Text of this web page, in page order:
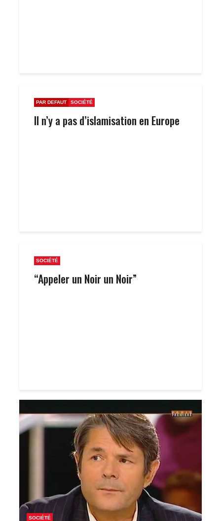
PAR DEFAUT SOCIÉTÉ
Il n’y a pas d’islamisation en Europe
SOCIÉTÉ
“Appeler un Noir un Noir”
SOCIÉTÉ